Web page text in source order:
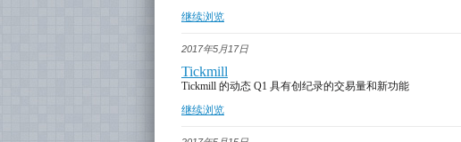
继续浏览
2017年5月17日
Tickmill
Tickmill 的动态 Q1 具有创纪录的交易量和新功能
继续浏览